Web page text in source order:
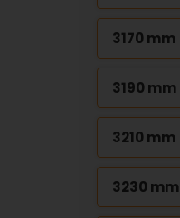
3170 mm
3190 mm
3210 mm
3230 mm